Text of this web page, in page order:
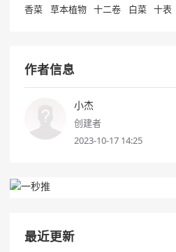
香菜
草本植物 十二卷 白菜 十表
作者信息
小杰
创建者
2023-10-17 14:25
最近更新